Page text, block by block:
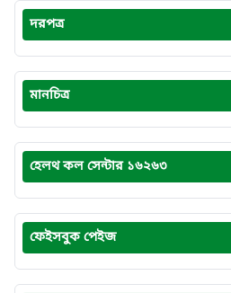
দরপত্র
মানচিত্র
হেলথ কল সেন্টার ১৬২৬৩
ফেইসবুক পেইজ